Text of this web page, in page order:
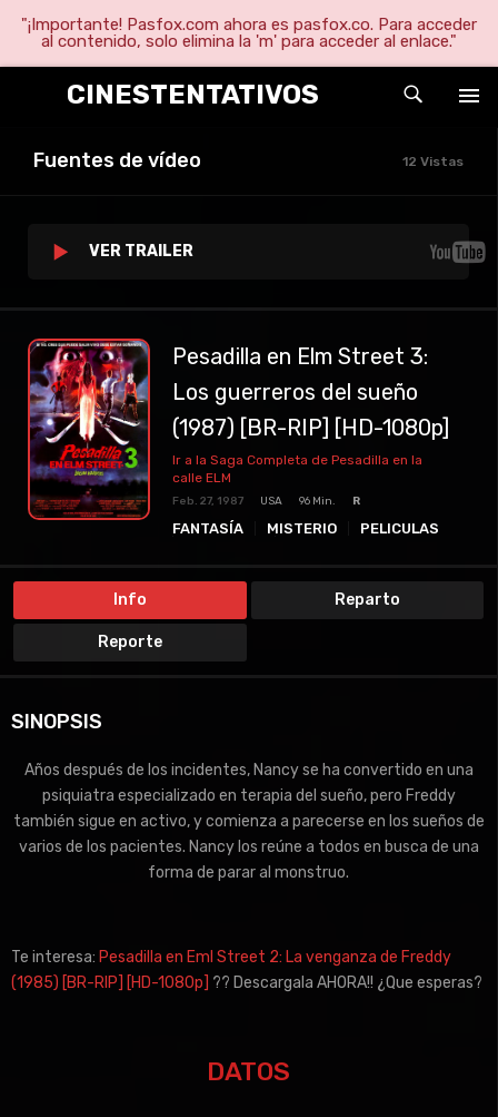
"¡Importante! Pasfox.com ahora es pasfox.co. Para acceder
al contenido, solo elimina la 'm' para acceder al enlace."
CINESTENTATIVOS
Fuentes de vídeo 12 Vistas
VER TRAILER
Pesadilla en Elm Street 3:
Los guerreros del sueño
(1987) [BR-RIP] [HD-1080p]
Ir a la Saga Completa de Pesadilla en la
calle ELM
Feb. 27, 1987 USA 96 Min. R
FANTASÍA MISTERIO
PELICULAS
Info Reparto
Reporte
SINOPSIS
Años después de los incidentes, Nancy se ha convertido en una
psiquiatra especializado en terapia del sueño, pero Freddy
también sigue en activo, y comienza a parecerse en los sueños de
varios de los pacientes. Nancy los reúne a todos en busca de una
forma de parar al monstruo.
Te interesa: Pesadilla en Eml Street 2: La venganza de Freddy
(1985) [BR-RIP] [HD-1080p] ?? Descargala AHORA!! ¿Que esperas?
DATOS